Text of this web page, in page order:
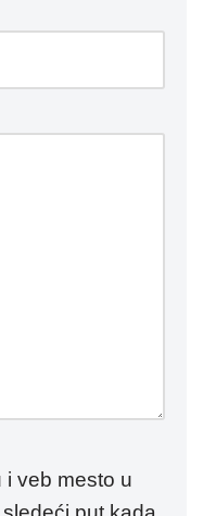
i veb mesto u